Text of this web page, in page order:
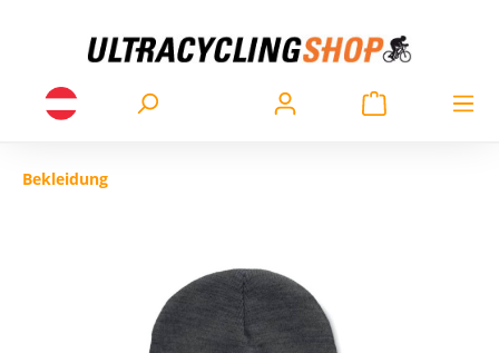
Bekleidung